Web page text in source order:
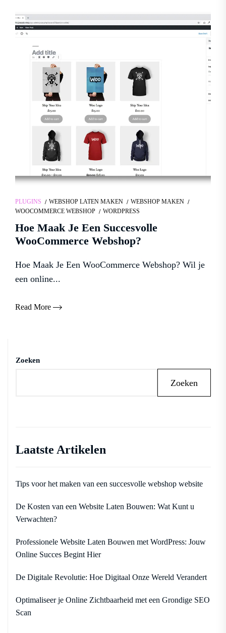
PLUGINS WEBSHOP LATEN MAKEN
WEBSHOP MAKEN
WOOCOMMERCE WEBSHOP
WORDPRESS
Hoe Maak Je Een Succesvolle
WooCommerce Webshop?
Hoe Maak Je Een WooCommerce Webshop? Wil je
een online...
Read More
Zoeken
Zoeken
Laatste Artikelen
Tips voor het maken van een succesvolle webshop website
De Kosten van een Website Laten Bouwen: Wat Kunt u
Verwachten?
Professionele Website Laten Bouwen met WordPress: Jouw
Online Succes Begint Hier
De Digitale Revolutie: Hoe Digitaal Onze Wereld Verandert
Optimaliseer je Online Zichtbaarheid met een Grondige SEO
Scan